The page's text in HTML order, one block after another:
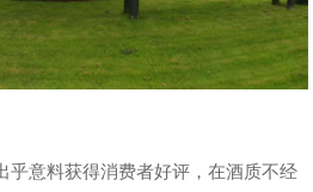
乎意料获得消费者好评，在酒质不经